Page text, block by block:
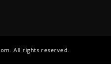
All rights reserved.